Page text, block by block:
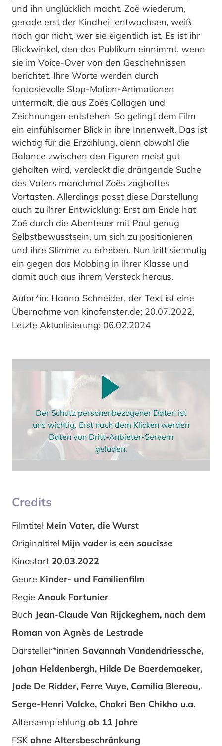
und ihn unglücklich macht. Zoë wiederum,
gerade erst der Kindheit entwachsen, weiß
noch gar nicht, wer sie eigentlich ist. Es ist ihr
Blickwinkel, den das Publikum einnimmt, wenn
sie im Voice-Over von den Geschehnissen
berichtet. Ihre Worte werden durch
fantasievolle Stop-Motion-Animationen
untermalt, die aus Zoës Collagen und
Zeichnungen entstehen. So gelingt dem Film
ein einfühlsamer Blick in ihre Innenwelt. Das ist
wichtig für die Erzählung, denn obwohl die
Balance zwischen den Figuren meist gut
gehalten wird, verdeckt die drängende Suche
des Vaters manchmal Zoës zaghaftes
Vortasten. Allerdings passt diese Darstellung
auch zu ihrer Entwicklung: Erst am Ende hat
Zoë durch die Abenteuer mit Paul genug
Selbstbewusstsein, um sich zu positionieren
und ihre Stimme zu erheben. Nun tritt sie mutig
ein gegen das Mobbing in ihrer Klasse und
damit auch aus ihrem Versteck heraus.
Autor*in: Hanna Schneider, der Text ist eine
Übernahme von kinofenster.de; 20.07.2022,
Letzte Aktualisierung: 06.02.2024
Der Schutz personenbezogener Daten ist
uns wichtig. Erst nach dem Klicken werden
Daten von Dritt-Anbieter-Servern
geladen.
Credits
Filmtitel Mein Vater, die Wurst
Originaltitel Mijn vader is een saucisse
Kinostart 20.03.2022
Genre Kinder- und Familienfilm
Regie Anouk Fortunier
Buch Jean-Claude Van Rijckeghem, nach dem
Roman von Agnès de Lestrade
Darsteller*innen Savannah Vandendriessche,
Johan Heldenbergh, Hilde De Baerdemaeker,
Jade De Ridder, Ferre Vuye, Camilia Blereau,
Serge-Henri Valcke, Chokri Ben Chikha u.a.
Altersempfehlung ab 11 Jahre
FSK ohne Altersbeschränkung